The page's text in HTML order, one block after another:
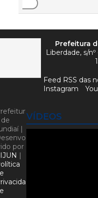
VÍDEOS
Prefeitura
Liberdade, s/
Feed RSS das
Instagram
de
|
por
|